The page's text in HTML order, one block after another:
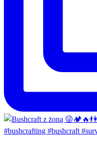
#bushcrafting #bushcraft